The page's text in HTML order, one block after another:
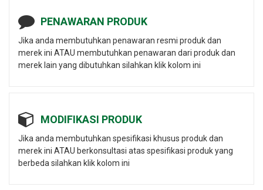
PENAWARAN PRODUK
Jika anda membutuhkan penawaran resmi produk dan
merek ini ATAU membutuhkan penawaran dari produk dan
merek lain yang dibutuhkan silahkan klik kolom ini
MODIFIKASI PRODUK
Jika anda membutuhkan spesifikasi khusus produk dan
merek ini ATAU berkonsultasi atas spesifikasi produk yang
berbeda silahkan klik kolom ini